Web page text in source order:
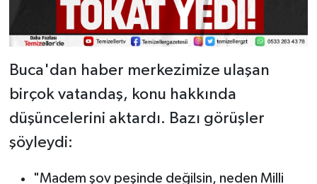
Buca'dan haber merkezimize ulaşan
birçok vatandaş, konu hakkında
düşüncelerini aktardı. Bazı görüşler
şöyleydi:
"Madem şov peşinde değilsin, neden Milli